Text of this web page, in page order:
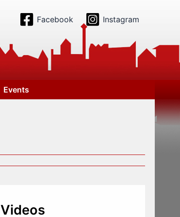
Facebook Instagram
Events
Videos